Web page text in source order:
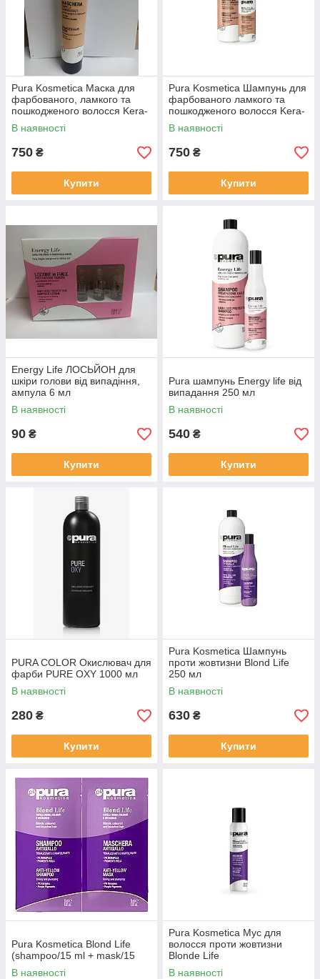
Pura Kosmetica Маска для
фарбованого, ламкого та
пошкодженого волосся Kera-
V Life 200 мл
В наявності
750 ₴
Купити
Pura Kosmetica Шампунь для
фарбованого ламкого та
пошкодженого волосся Kera-
V Life 250 мл
В наявності
750 ₴
Купити
Energy Life ЛОСЬЙОН для
шкіри голови від випадіння,
ампула 6 мл
В наявності
90 ₴
Купити
Pura шампунь Energy life від
випадання 250 мл
В наявності
540 ₴
Купити
PURA COLOR Окислювач для
фарби PURE OXY 1000 мл
В наявності
280 ₴
Купити
Pura Kosmetica Шампунь
проти жовтизни Blond Life
250 мл
В наявності
630 ₴
Купити
Pura Kosmetica Blond Life
(shampoo/15 ml + mask/15
В наявності
Pura Kosmetica Мус для
волосся проти жовтизни
Blonde Life
В наявності